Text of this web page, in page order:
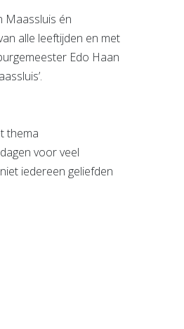
Maassluis én
alle leeftijden en met
Edo Haan
thema
voor veel
iedereen geliefden